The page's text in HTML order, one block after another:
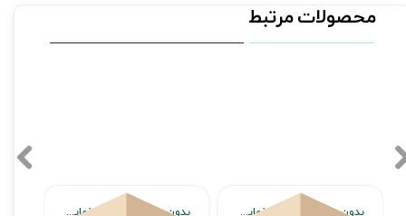
محصولات مرتبط